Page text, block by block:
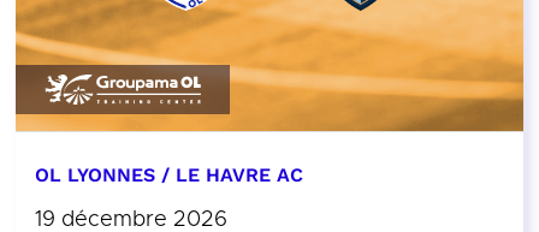
OL LYONNES / LE HAVRE AC
19 décembre 2026